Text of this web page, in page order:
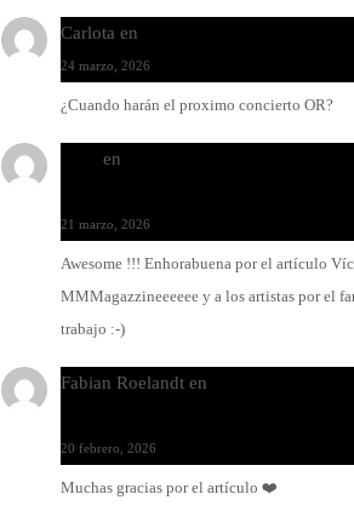
Carlota en
24 marzo, 2026
¿Cuando harán el proximo concierto OR?
en
21 marzo, 2026
Awesome !!! Enhorabuena por el artículo
MMMagazzineeeeee y a los artistas por el
trabajo :-)
Fabian Roelandt en
20 febrero, 2026
Muchas gracias por el artículo ❤️